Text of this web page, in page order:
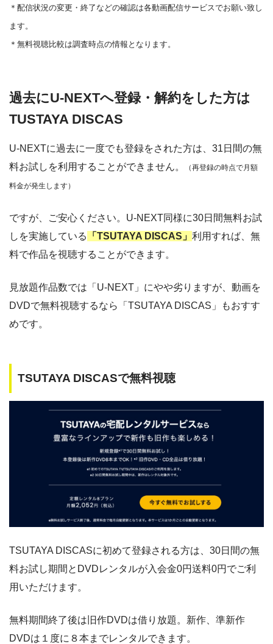
＊ 配信状況の変更・終了などの確認は各動画配信サービスでお願い致し
ます。
＊無料視聴比較は調査時点の情報となります。
過去にU-NEXTへ登録・解約をした方は
TUSTAYA DISCAS
U-NEXTに過去に一度でも登録をされた方は、31日間の無
料お試しを利用することができません。
（再登録の時点で月額
料金が発生します）
ですが、ご安心ください。U-NEXT同様に30日間無料お試
しを実施している
「TSUTAYA DISCAS」 利用すれば、無
料で作品を視聴することができます。
見放題作品数では「U-NEXT」にやや劣りますが、動画を
DVDで無料視聴するなら「TSUTAYA DISCAS」もおすす
めです。
TSUTAYA DISCASで無料視聴
TSUTAYA DISCASに初めて登録される方は、30日間の無
料お試し期間とDVDレンタルが入会金0円送料0円でご利
用いただけます。
無料期間終了後は旧作DVDは借り放題。新作、準新作
DVDは１度に８本までレンタルできます。